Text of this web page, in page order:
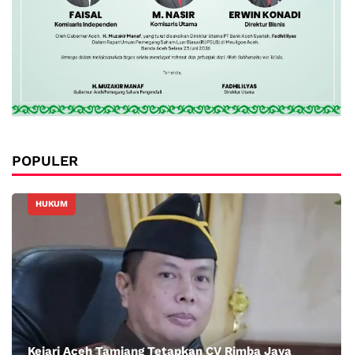
POPULER
HUKUM
Kejari Aceh Tamiang Tetapkan CV Rimba Jaya